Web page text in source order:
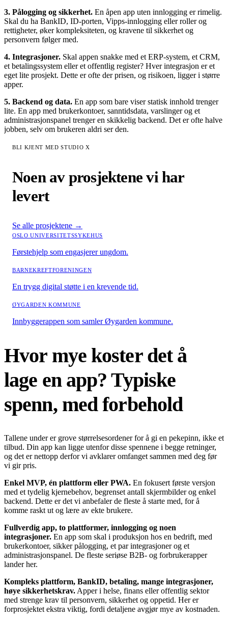
3. Pålogging og sikkerhet. En åpen app uten innlogging er rimelig.
Skal du ha BankID, ID-porten, Vipps-innlogging eller roller og
rettigheter, øker kompleksiteten, og kravene til sikkerhet og
personvern følger med.
4. Integrasjoner. Skal appen snakke med et ERP-system, et CRM,
et betalingssystem eller et offentlig register? Hver integrasjon er et
eget lite prosjekt. Dette er ofte der prisen, og risikoen, ligger i større
apper.
5. Backend og data. En app som bare viser statisk innhold trenger
lite. En app med brukerkontoer, sanntidsdata, varslinger og et
administrasjonspanel trenger en skikkelig backend. Det er ofte halve
jobben, selv om brukeren aldri ser den.
BLI KJENT MED STUDIO X
Noen av prosjektene vi har
levert
Se alle prosjektene →
OSLO UNIVERSITETSSYKEHUS
Førstehjelp som engasjerer ungdom.
BARNEKREFTFORENINGEN
En trygg digital støtte i en krevende tid.
ØYGARDEN KOMMUNE
Innbyggerappen som samler Øygarden kommune.
Hvor mye koster det å
lage en app? Typiske
spenn, med forbehold
Tallene under er grove størrelsesordener for å gi en pekepinn, ikke et
tilbud. Din app kan ligge utenfor disse spennene i begge retninger,
og det er nettopp derfor vi avklarer omfanget sammen med deg før
vi gir pris.
Enkel MVP, én plattform eller PWA. En fokusert første versjon
med et tydelig kjernebehov, begrenset antall skjermbilder og enkel
backend. Dette er det vi anbefaler de fleste å starte med, for å
komme raskt ut og lære av ekte brukere.
Fullverdig app, to plattformer, innlogging og noen
integrasjoner. En app som skal i produksjon hos en bedrift, med
brukerkontoer, sikker pålogging, et par integrasjoner og et
administrasjonspanel. De fleste seriøse B2B- og forbrukerapper
lander her.
Kompleks plattform, BankID, betaling, mange integrasjoner,
høye sikkerhetskrav. Apper i helse, finans eller offentlig sektor
med strenge krav til personvern, sikkerhet og oppetid. Her er
forprosjektet ekstra viktig, fordi detaljene avgjør mye av kostnaden.